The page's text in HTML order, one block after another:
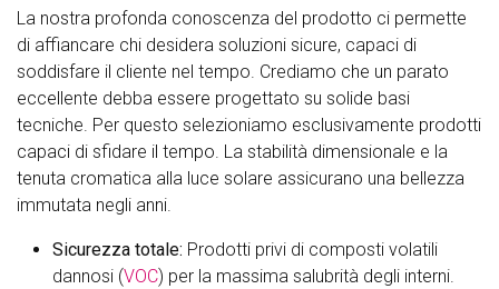
La nostra profonda conoscenza del prodotto ci permette
di affiancare chi desidera soluzioni sicure, capaci di
soddisfare il cliente nel tempo. Crediamo che un parato
eccellente debba essere progettato su solide basi
tecniche. Per questo selezioniamo esclusivamente prodotti
capaci di sfidare il tempo. La stabilità dimensionale e la
tenuta cromatica alla luce solare assicurano una bellezza
immutata negli anni.
Sicurezza totale: Prodotti privi di composti volatili
dannosi (VOC) per la massima salubrità degli interni.